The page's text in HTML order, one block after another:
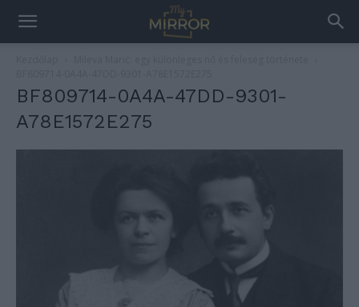
BF809714-0A4A-47DD-9301-
A78E1572E275